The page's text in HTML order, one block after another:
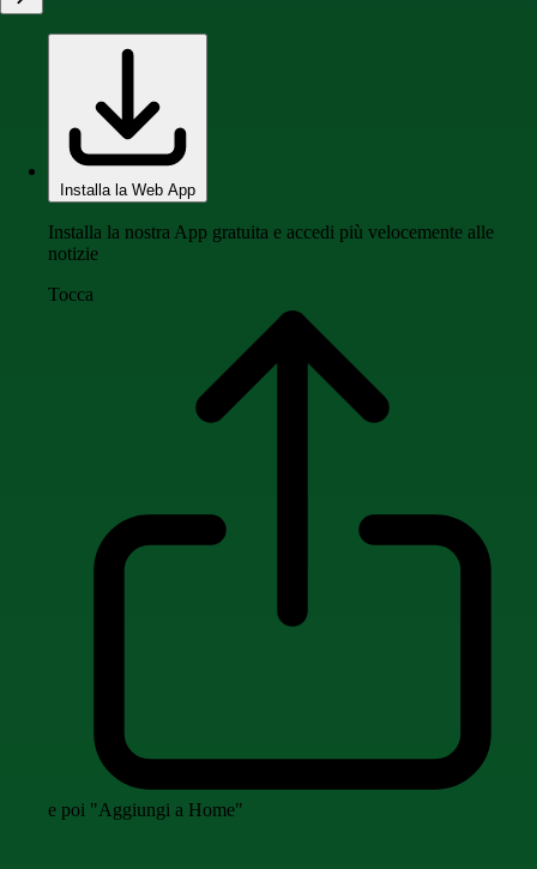
Installa la Web App
Installa la nostra App gratuita e accedi più velocemente alle
notizie
Tocca
e poi "Aggiungi a Home"